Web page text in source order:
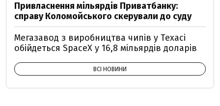
Привласнення мільярдів Приватбанку:
справу Коломойського скерували до суду
Мегазавод з виробництва чипів у Техасі
обійдеться SpaceX у 16,8 мільярдів доларів
ВСІ НОВИНИ